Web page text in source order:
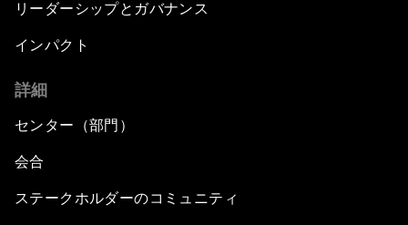
リーダーシップとガバナンス
インパクト
詳細
センター（部門）
会合
ステークホルダーのコミュニティ